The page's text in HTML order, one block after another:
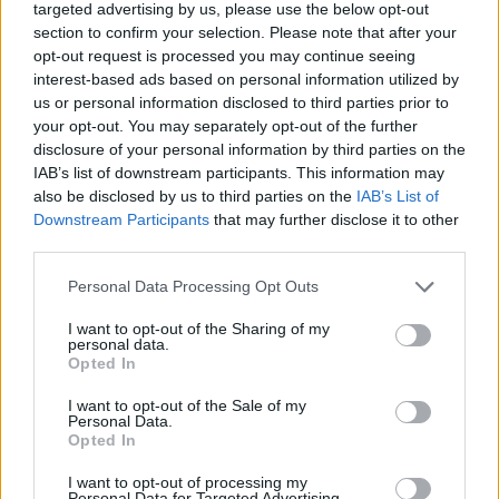
targeted advertising by us, please use the below opt-out
section to confirm your selection. Please note that after your
opt-out request is processed you may continue seeing
interest-based ads based on personal information utilized by
us or personal information disclosed to third parties prior to
your opt-out. You may separately opt-out of the further
disclosure of your personal information by third parties on the
IAB’s list of downstream participants. This information may
also be disclosed by us to third parties on the IAB’s List of
Downstream Participants that may further disclose it to other
Personal Data Processing Opt Outs
I want to opt-out of the Sharing of my
personal data.
Opted In
I want to opt-out of the Sale of my
Personal Data.
Opted In
I want to opt-out of processing my
(31.7.2026)
Hlásná trouba
Odpovědi:
0
Oznámení
Důležité informace o kompatibilitě
prohlížeče a systému (WebGL2)
Hlásná trouba
Oznámení
Důležité oznámení ohledně zařízení
podporovaných v budoucnu
pezt
Odpovědi:
0 28/4/26
Oznámení Podpora - Aktualizace Unity
Odpovědi:
0 23/4/26
pezt
Odpovědi:
0 23/3/26
Odpovědi:
0 20/12/25
Oznámení
Odpovědi:
2 14/11/25